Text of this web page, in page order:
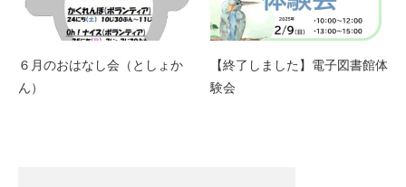
６月のおはなし会（としょか
ん）
【終了しました】電子図書館体
験会